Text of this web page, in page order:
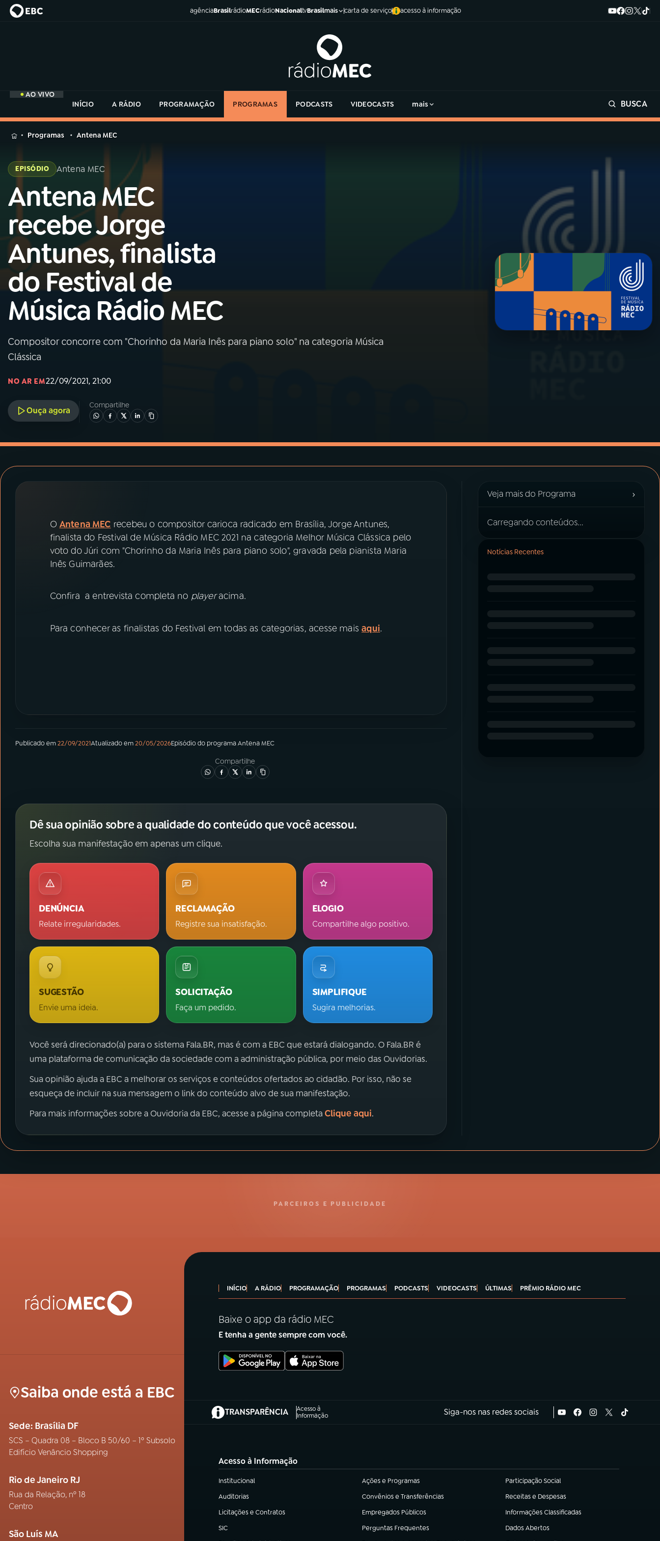
agênciaBrasilrádioMECrádioNacionaltvBrasilmais carta de serviço acesso à informação
AO VIVO
INÍCIO
A RÁDIO PROGRAMAÇÃO PROGRAMAS PODCASTS VIDEOCASTS mais BUSCA
MENU
Buscar
na
Rádio
MEC
Início
01INÍCIO
02A RÁDIO
PROGRAMAÇÃO
04PROGRAMAS
05 PODCASTS
06VIDEOCASTS
07ÚLTIMAS
Instagram
na
Rádio
Programas Antena MEC
EPISÓDIO Antena MEC
Antena MEC
recebe Jorge
Antunes, finalista
do Festival de
Música Rádio MEC
Compositor concorre com "Chorinho da Maria Inês para piano solo" na categoria Música
Clássica
NO AR EM22/09/2021, 21:00
Ouça agora
Compartilhe
O Antena MEC recebeu o compositor carioca radicado em Brasília, Jorge Antunes,
finalista do Festival de Música Rádio MEC 2021 na categoria Melhor Música Clássica pelo
voto do Júri com "Chorinho da Maria Inês para piano solo", gravada pela pianista Maria
Inês Guimarães.
Confira a entrevista completa no playeracima.
Para conhecer as finalistas do Festival em todas as categorias, acesse maisaqui.
Publicado em22/09/2021Atualizado em20/05/2026Episódiodo programaAntena MEC
Compartilhe
Dê sua opinião sobre a qualidade do conteúdo que você acessou.
Escolha sua manifestação em apenas um clique.
DENÚNCIA
Relate irregularidades.
RECLAMAÇÃO
Registre sua insatisfação.
ELOGIO
Compartilhe algo positivo.
SUGESTÃO
Envie uma ideia.
SOLICITAÇÃO
Faça um pedido.
SIMPLIFIQUE
Sugira melhorias.
Você será direcionado(a) para o sistema Fala.BR, mas é com a EBC que estará dialogando. O Fala.BR é
uma plataforma de comunicação da sociedade com a administração pública, por meio das Ouvidorias.
Sua opinião ajuda a EBC a melhorar os serviços e conteúdos ofertados ao cidadão. Por isso, não se
esqueça de incluir na sua mensagem o link do conteúdo alvo de sua manifestação.
Para mais informações sobre a Ouvidoria da EBC, acesse a página completaClique aqui.
Veja mais do Programa ›
Carregando conteúdos...
Notícias Recentes
PARCEIROS E PUBLICIDADE
Saiba onde está a EBC
Sede: Brasília DF
SCS – Quadra 08 – Bloco B 50/60 – 1º Subsolo
Edifício Venâncio Shopping
Rio de Janeiro RJ
Rua da Relação, nº 18
Centro
São Luís MA
INÍCIO A RÁDIO PROGRAMAÇÃO PROGRAMAS PODCASTS VIDEOCASTS ÚLTIMAS PRÊMIO RÁDIO MEC
Baixe o app da rádio MEC
E tenha a gente sempre com você.
TRANSPARÊNCIA
Acesso à
Informação
(abre em nova aba) Siga-nos nas redes sociais
Acesso à Informação
Institucional
(abre em nova aba) Ações e Programas
(abre em nova aba) Participação Social
(abre em nova aba)
Auditorias
(abre em nova aba) Convênios e Transferências
(abre em nova aba) Receitas e Despesas
(abre em nova aba)
Licitações e Contratos
(abre em nova aba) Empregados Públicos
(abre em nova aba) Informações Classificadas
(abre em nova aba)
SIC
(abre em nova aba) Perguntas Frequentes
(abre em nova aba) Dados Abertos
(abre em nova aba)